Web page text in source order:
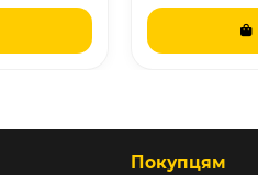
Покупцям